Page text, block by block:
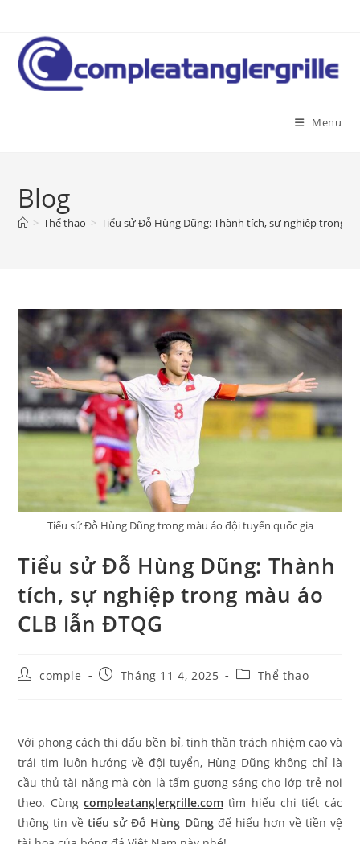
content
Menu
Blog
> Thể thao > Tiểu sử Đỗ Hùng Dũng: Thành tích, sự nghiệp trong
Tiểu sử Đỗ Hùng Dũng trong màu áo đội tuyển quốc gia
Tiểu sử Đỗ Hùng Dũng: Thành
tích, sự nghiệp trong màu áo
CLB lẫn ĐTQG
Postcomple
PostTháng 11 4, 2025
PostThể thao
Với phong cách thi đấu bền bỉ, tinh thần trách nhiệm cao và
trái tim luôn hướng về đội tuyển, Hùng Dũng không chỉ là
cầu thủ tài năng mà còn là tấm gương sáng cho lớp trẻ noi
theo. Cùngcompleatanglergrille.com tìm hiểu chi tiết các
thông tin vềtiểu sử Đỗ Hùng Dũngđể hiểu hơn về tiền vệ